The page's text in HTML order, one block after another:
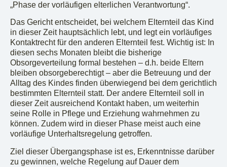
„Phase der vorläufigen elterlichen Verantwortung“.
Das Gericht entscheidet, bei welchem Elternteil das Kind
in dieser Zeit hauptsächlich lebt, und legt ein vorläufiges
Kontaktrecht für den anderen Elternteil fest. Wichtig ist: In
diesen sechs Monaten bleibt die bisherige
Obsorgeverteilung formal bestehen – d.h. beide Eltern
bleiben obsorgeberechtigt – aber die Betreuung und der
Alltag des Kindes finden überwiegend bei dem gerichtlich
bestimmten Elternteil statt. Der andere Elternteil soll in
dieser Zeit ausreichend Kontakt haben, um weiterhin
seine Rolle in Pflege und Erziehung wahrnehmen zu
können. Zudem wird in dieser Phase meist auch eine
vorläufige Unterhaltsregelung getroffen.
Ziel dieser Übergangsphase ist es, Erkenntnisse darüber
zu gewinnen, welche Regelung auf Dauer dem